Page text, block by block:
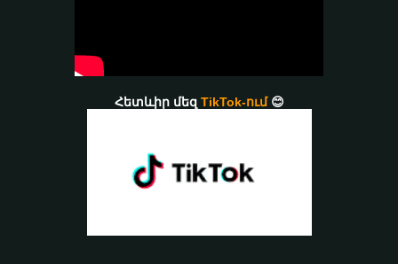
Հետևիր մեզ TikTok-ում😊